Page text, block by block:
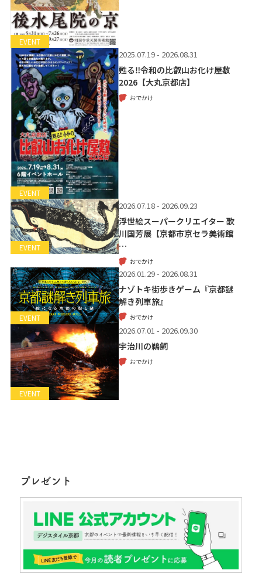
EVENT
EVENT
2025.07.19 - 2026.08.31
甦る‼令和の比叡山お化け屋敷
2026【大丸京都店】
おでかけ
EVENT
2026.07.18 - 2026.09.23
浮世絵スーパークリエイター 歌
川国芳展【京都市京セラ美術館
…
おでかけ
EVENT
2026.01.29 - 2026.08.31
ナゾトキ街歩きゲーム『京都謎
解き列車旅』
おでかけ
EVENT
2026.07.01 - 2026.09.30
宇治川の鵜飼
おでかけ
プレゼント